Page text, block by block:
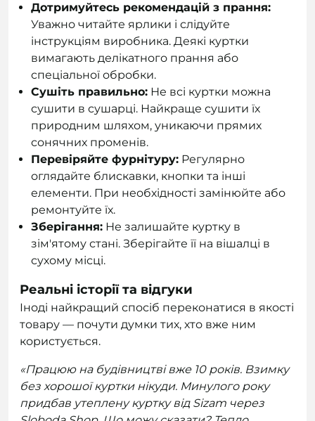
Дотримуйтесь рекомендацій з прання:
Уважно читайте ярлики і слідуйте
інструкціям виробника. Деякі куртки
вимагають делікатного прання або
спеціальної обробки.
Сушіть правильно: Не всі куртки можна
сушити в сушарці. Найкраще сушити їх
природним шляхом, уникаючи прямих
сонячних променів.
Перевіряйте фурнітуру: Регулярно
оглядайте блискавки, кнопки та інші
елементи. При необхідності замінюйте або
ремонтуйте їх.
Зберігання: Не залишайте куртку в
зім'ятому стані. Зберігайте її на вішалці в
сухому місці.
Реальні історії та відгуки
Іноді найкращий спосіб переконатися в якості
товару — почути думки тих, хто вже ним
користується.
«Працюю на будівництві вже 10 років. Взимку
без хорошої куртки нікуди. Минулого року
придбав утеплену куртку від Sizam через